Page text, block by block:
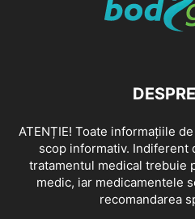
ATENȚIE! Toate informațiile
scop informativ. Indiferent
tratamentul medical trebuie
medic, iar medicamentele
recomandarea